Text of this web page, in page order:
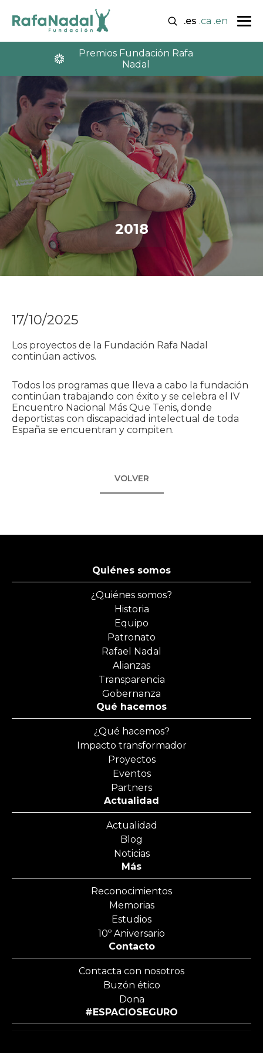
.es .ca .en
Premios Fundación Rafa
Nadal
2018
17/10/2025
Los proyectos de la Fundación Rafa Nadal
continúan activos.
Todos los programas que lleva a cabo la fundación
continúan trabajando con éxito y se celebra el IV
Encuentro Nacional Más Que Tenis, donde
deportistas con discapacidad intelectual de toda
España se encuentran y compiten.
VOLVER
Quiénes somos
¿Quiénes somos?
Historia
Equipo
Patronato
Rafael Nadal
Alianzas
Transparencia
Gobernanza
Qué hacemos
¿Qué hacemos?
Impacto transformador
Proyectos
Eventos
Partners
Actualidad
Actualidad
Blog
Noticias
Más
Reconocimientos
Memorias
Estudios
10º Aniversario
Contacto
Contacta con nosotros
Buzón ético
Dona
#ESPACIOSEGURO